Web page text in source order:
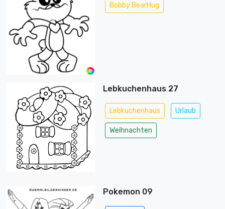
Bobby BearHug
Lebkuchenhaus 27
Lebkuchenhaus Urlaub
Weihnachten
Pokemon 09